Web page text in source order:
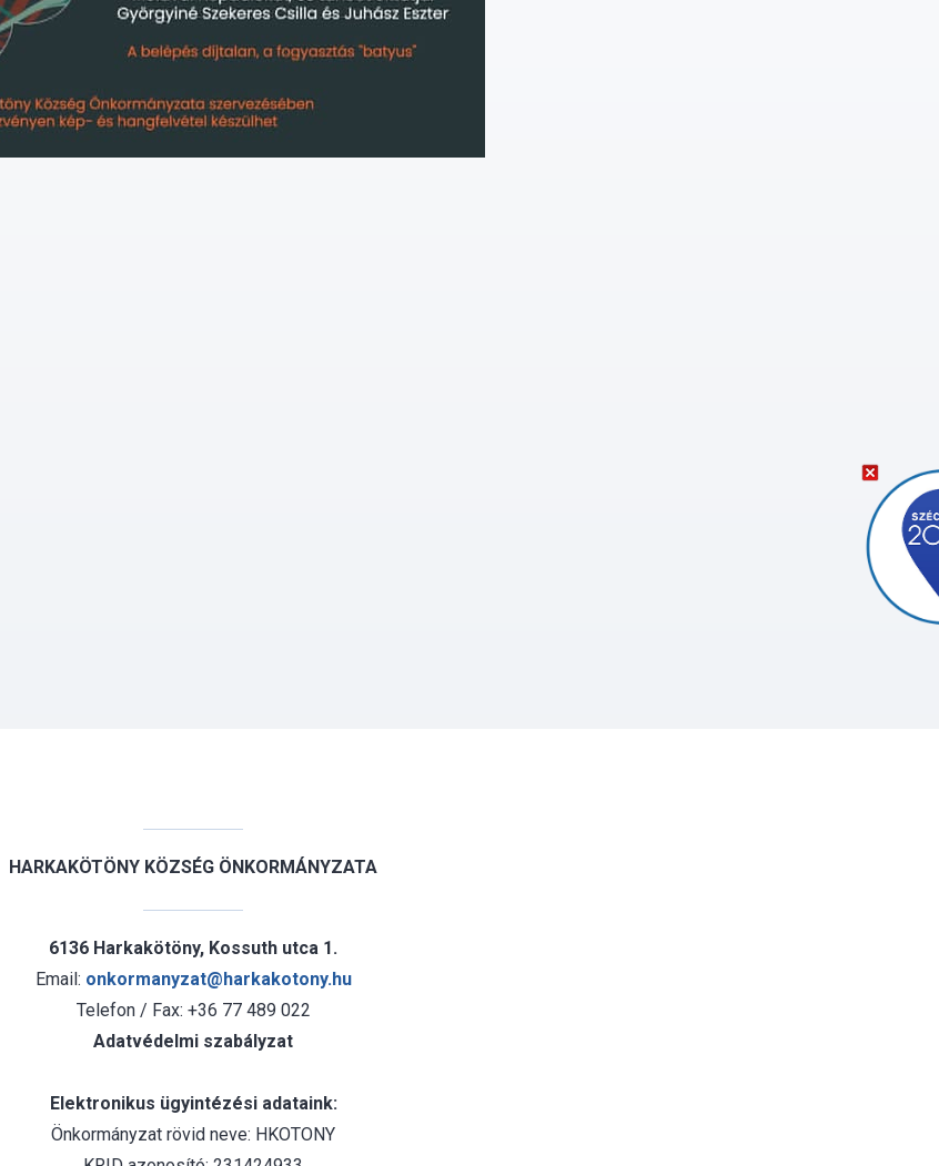
HARKAKÖTÖNY KÖZSÉG ÖNKORMÁNYZATA
6136 Harkakötöny, Kossuth utca 1.
Email: onkormanyzat@harkakotony.hu
Telefon / Fax: +36 77 489 022
Adatvédelmi szabályzat
Elektronikus ügyintézési adataink:
Önkormányzat rövid neve: HKOTONY